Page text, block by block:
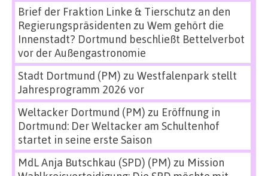
Brief der Fraktion Linke & Tierschutz an den
Regierungspräsidenten zu Wem gehört die
Innenstadt? Dortmund beschließt Bettelverbot
vor der Außengastronomie
Stadt Dortmund (PM) zu Westfalenpark stellt
Jahresprogramm 2026 vor
Weltacker Dortmund (PM) zu Eröffnung in
Dortmund: Der Weltacker am Schultenhof
startet in seine erste Saison
MdL Anja Butschkau (SPD) (PM) zu Mission